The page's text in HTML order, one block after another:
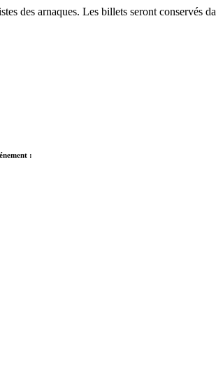
des arnaques. Les billets seront conservés
: